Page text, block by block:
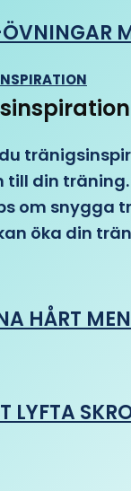
till din
om snygga
öka din
HÅRT
LYFTA